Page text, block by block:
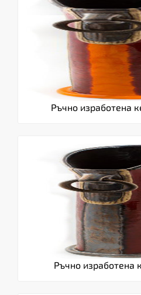
Ръчно изработенa
Ръчно изработена